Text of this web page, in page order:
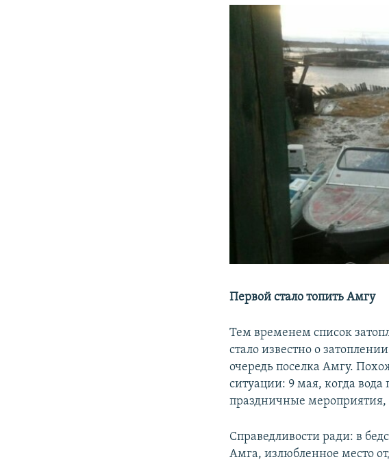
Первой стало топить Амгу
Тем временем список
стало известно о
очередь поселка Амгу.
ситуации: 9 мая, когда вода
праздничные
Справедливости ради: в
Амга, излюбленное место